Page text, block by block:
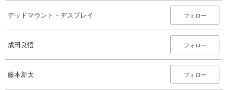
デッドマウント・デスプレイ フォロー
成田良悟 フォロー
藤本新太 フォロー